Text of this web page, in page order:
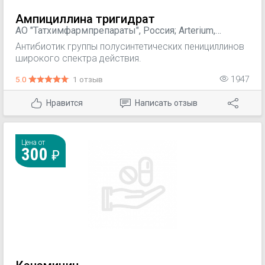
Ампициллина тригидрат
АО "Татхимфармпрепараты", Россия; Arterium,
Украина; ПАО "Биосинтез", Россия
Антибиотик группы полусинтетических пенициллинов
широкого спектра действия.
5.0 1 отзыв 1947
Нравится Написать отзыв
Цена от
300